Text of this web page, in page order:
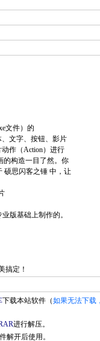
文件）的
文字、按钮、影片
作（Action）进行
的构造一目了然。你
硕思闪客之锤 中，让
版基础上制作的。
搞定！
下载本站软件（如果无法下载
进行解压。
解开后使用。